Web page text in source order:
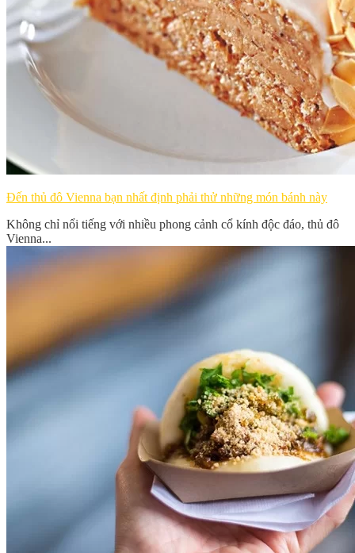
Đến thủ đô Vienna bạn nhất định phải thử những món bánh này
Không chỉ nổi tiếng với nhiều phong cảnh cổ kính độc đáo, thủ đô
Vienna...